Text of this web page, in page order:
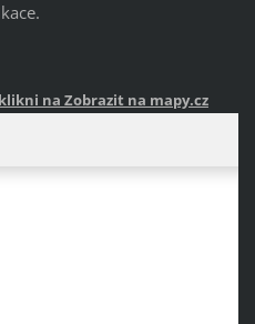
na Zobrazit na mapy.cz